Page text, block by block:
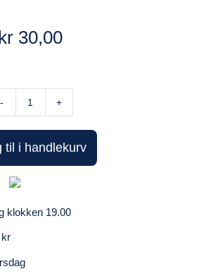
30,00
antall
til i handlekurv
klokken 19.00